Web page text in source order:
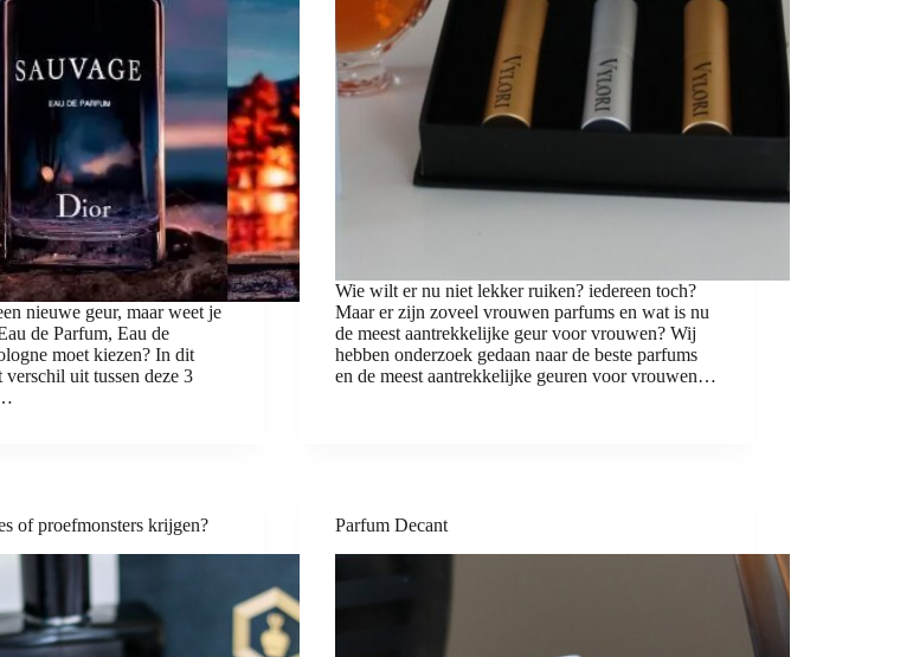
nieuwe geur, maar weet je
de Parfum, Eau de
moet kiezen? In dit
uit tussen deze 3
Wie wilt er nu niet lekker ruiken? iedereen toch?
Maar er zijn zoveel vrouwen parfums en wat is nu
de meest aantrekkelijke geur voor vrouwen? Wij
hebben onderzoek gedaan naar de beste parfums
en de meest aantrekkelijke geuren voor vrouwen…
of proefmonsters krijgen? Parfum Decant